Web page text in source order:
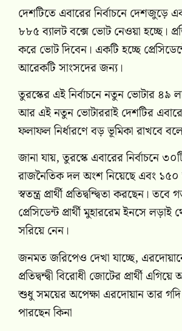
দেশটিতে এবারের নির্বাচনে দেশজুড়ে
৮৮৫ ব্যালট বক্সে ভোট নেওয়া হচ্ছে।
করে ভোট দিবেন। একটি হচ্ছে
আরেকটি সাংসদের জন্য।
তুরস্কের এই নির্বাচনে নতুন ভোটার ৪৯
আর এই নতুন ভোটাররাই দেশটির
ফলাফল নির্ধারণে বড় ভূমিকা রাখবে
জানা যায়, তুরস্কে এবারের নির্বাচনে
রাজনৈতিক দল অংশ নিয়েছে এবং
স্বতন্ত্র প্রার্থী প্রতিদ্বন্দ্বিতা করছেন।
প্রেসিডেন্ট প্রার্থী মুহাররেম ইনসে
সরিয়ে নেন।
জনমত জরিপেও দেখা যাচ্ছে,
প্রতিদ্বন্দ্বী বিরোধী জোটের প্রার্থী
শুধু সময়ের অপেক্ষা এরদোয়ান তার
পারছেন কিনা